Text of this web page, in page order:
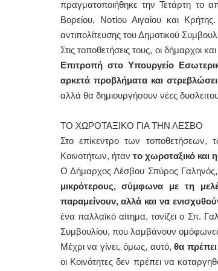
πραγματοποιήθηκε την Τετάρτη το
Βορείου, Νοτίου Αιγαίου και
αντιπολίτευσης του Δημοτικού
Στις τοποθετήσεις τους, οι δήμαρχοι
Επιτροπή στο Υπουργείο
αρκετά προβλήματα και
αλλά θα δημιουργήσουν νέες
ΤΟ ΧΩΡΟΤΑΞΙΚΟ ΓΙΑ ΤΗΝ ΛΕΣΒΟ
Στο επίκεντρο των
Κοινοτήτων, ήταν το χωροταξικό και
Ο Δήμαρχος Λέσβου Σπύρος Γαληνός,
μικρότερους, σύμφωνα με τη
παραμείνουν, αλλά και να
ένα παλλαϊκό αίτημα, τονίζει ο Σπ.
Συμβουλίου, που λαμβάνουν ομόφωνες
Μέχρι να γίνει, όμως, αυτό,θα
οι Κοινότητες δεν πρέπει να